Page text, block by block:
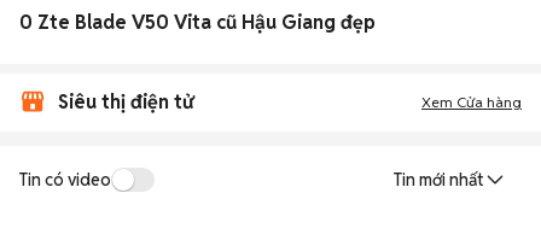
0 Zte Blade V50 Vita cũ Hậu Giang đẹp
Siêu thị điện tử Xem Cửa hàng
Tin có video Tin mới nhất